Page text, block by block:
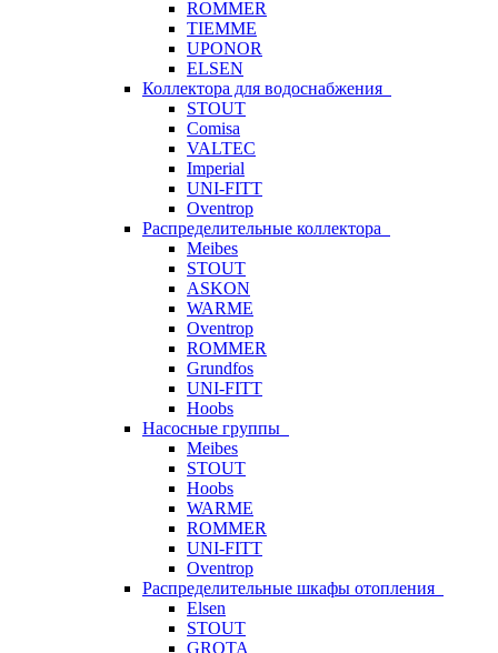
ROMMER
TIEMME
UPONOR
ELSEN
Коллектора для водоснабжения
STOUT
Comisa
VALTEC
Imperial
UNI-FITT
Oventrop
Распределительные коллектора
Meibes
STOUT
ASKON
WARME
Oventrop
ROMMER
Grundfos
UNI-FITT
Hoobs
Насосные группы
Meibes
STOUT
Hoobs
WARME
ROMMER
UNI-FITT
Oventrop
Распределительные шкафы отопления
Elsen
STOUT
GROTA